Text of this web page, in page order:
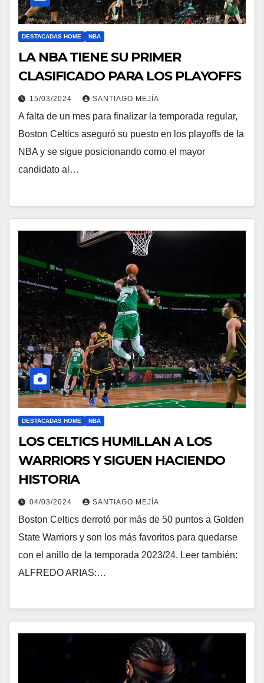
DESTACADAS HOME NBA
LA NBA TIENE SU PRIMER
CLASIFICADO PARA LOS PLAYOFFS
15/03/2024 SANTIAGO MEJÍA
A falta de un mes para finalizar la temporada regular,
Boston Celtics aseguró su puesto en los playoffs de la
NBA y se sigue posicionando como el mayor
candidato al…
DESTACADAS HOME NBA
LOS CELTICS HUMILLAN A LOS
WARRIORS Y SIGUEN HACIENDO
HISTORIA
04/03/2024 SANTIAGO MEJÍA
Boston Celtics derrotó por más de 50 puntos a Golden
State Warriors y son los más favoritos para quedarse
con el anillo de la temporada 2023/24. Leer también:
ALFREDO ARIAS:…